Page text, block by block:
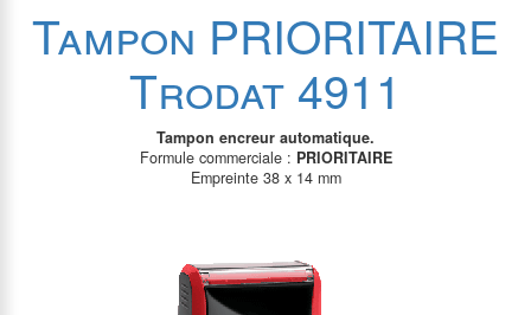
Tampon PRIORITAIRE
Trodat 4911
Tampon encreur automatique.
Formule commerciale : PRIORITAIRE
Empreinte 38 x 14 mm